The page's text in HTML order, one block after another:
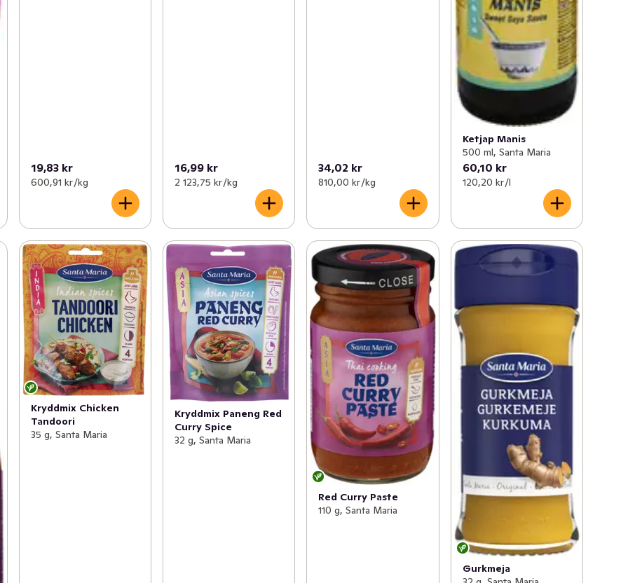
19,83 kr
600,91 kr /kg
16,99 kr
2 123,75 kr /kg
34,02 kr
810,00 kr /kg
Ketjap Manis
500 ml, Santa Maria
60,10 kr
120,20 kr /l
Kryddmix Chicken
Tandoori
35 g, Santa Maria
Kryddmix Paneng Red
Curry Spice
32 g, Santa Maria
Red Curry Paste
110 g, Santa Maria
Gurkmeja